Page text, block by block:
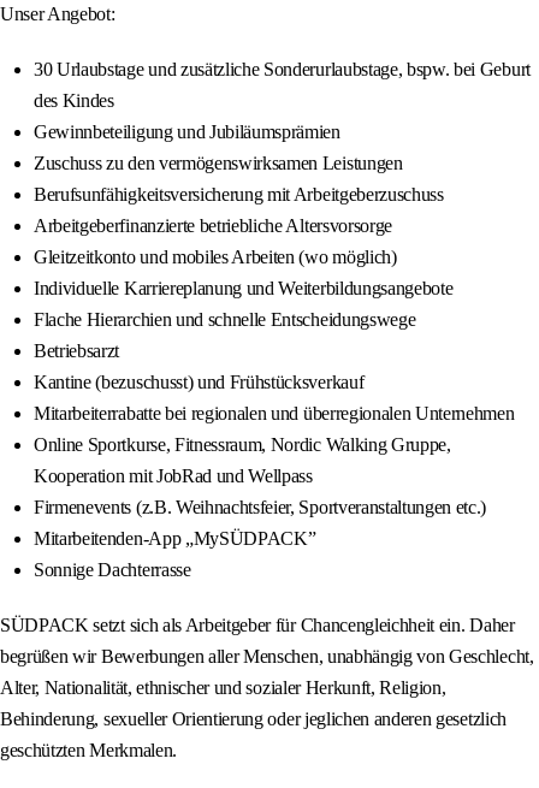
Unser Angebot:
30 Urlaubstage und zusätzliche Sonderurlaubstage, bspw. bei Geburt
des Kindes
Gewinnbeteiligung und Jubiläumsprämien
Zuschuss zu den vermögenswirksamen Leistungen
Berufsunfähigkeitsversicherung mit Arbeitgeberzuschuss
Arbeitgeberfinanzierte betriebliche Altersvorsorge
Gleitzeitkonto und mobiles Arbeiten (wo möglich)
Individuelle Karriereplanung und Weiterbildungsangebote
Flache Hierarchien und schnelle Entscheidungswege
Betriebsarzt
Kantine (bezuschusst) und Frühstücksverkauf
Mitarbeiterrabatte bei regionalen und überregionalen Unternehmen
Online Sportkurse, Fitnessraum, Nordic Walking Gruppe,
Kooperation mit JobRad und Wellpass
Firmenevents (z.B. Weihnachtsfeier, Sportveranstaltungen etc.)
Mitarbeitenden-App „MySÜDPACK”
Sonnige Dachterrasse
SÜDPACK setzt sich als Arbeitgeber für Chancengleichheit ein. Daher
begrüßen wir Bewerbungen aller Menschen, unabhängig von Geschlecht,
Alter, Nationalität, ethnischer und sozialer Herkunft, Religion,
Behinderung, sexueller Orientierung oder jeglichen anderen gesetzlich
geschützten Merkmalen.